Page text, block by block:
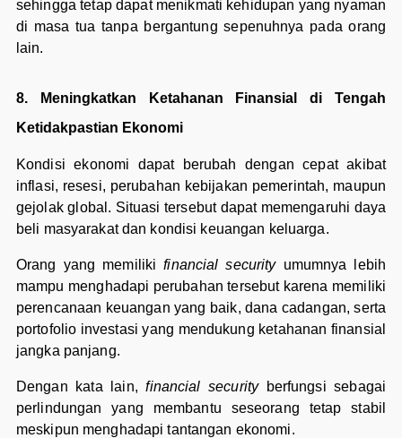
sehingga tetap dapat menikmati kehidupan yang nyaman
di masa tua tanpa bergantung sepenuhnya pada orang
lain.
8. Meningkatkan Ketahanan Finansial di Tengah
Ketidakpastian Ekonomi
Kondisi ekonomi dapat berubah dengan cepat akibat
inflasi, resesi, perubahan kebijakan pemerintah, maupun
gejolak global. Situasi tersebut dapat memengaruhi daya
beli masyarakat dan kondisi keuangan keluarga.
Orang yang memilikifinancial securityumumnya lebih
mampu menghadapi perubahan tersebut karena memiliki
perencanaan keuangan yang baik, dana cadangan, serta
portofolio investasi yang mendukung ketahanan finansial
jangka panjang.
Dengan kata lain,financial securityberfungsi sebagai
perlindungan yang membantu seseorang tetap stabil
meskipun menghadapi tantangan ekonomi.